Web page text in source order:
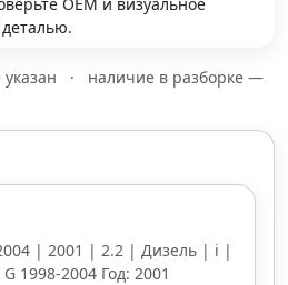
·
наличие в разборке —
| 2001 | 2.2 | Дизель | i |
1998-2004 Год: 2001